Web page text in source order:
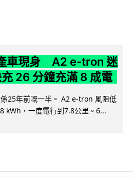
車現身 A2 e-tron 迷
26 分鐘充滿 8 成電
25年前嘅一半。 A2 e-tron 風阻低
kWh，一度電行到7.8公里。6...